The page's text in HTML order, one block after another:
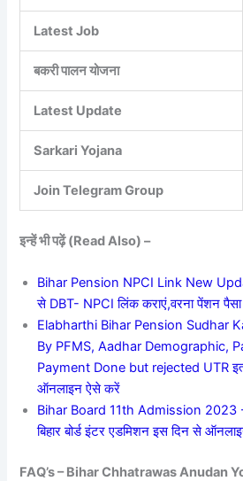
Latest Job
बकरी पालन योजना
Latest Update
Sarkari Yojana
Join Telegram Group
इन्हें भी पढ़ें (Read Also) –
Bihar Pension NPCI Link New
से DBT- NPCI लिंक कराएं,वरना पेंशन
Elabharthi Bihar Pension Sudhar
By PFMS, Aadhar Demographic,
Payment Done but rejected UTR
ऑनलाइन ऐसे करें
Bihar Board 11th Admission 2023
बिहार बोर्ड इंटर एडमिशन इस दिन से
FAQ’s – Bihar Chhatrawas Anudan